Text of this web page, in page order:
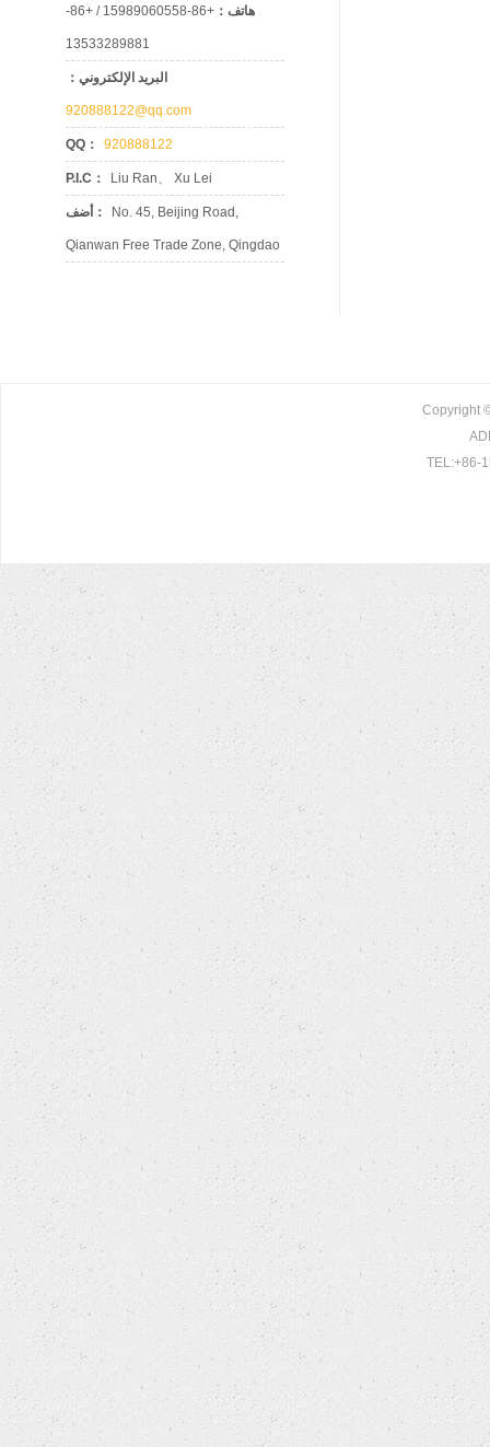
هاتف： +86-15989060558 / +86-
13533289881
البريد الإلكتروني：
920888122@qq.com
QQ： 920888122
P.I.C： Liu Ran、 Xu Lei
أضف： No. 45, Beijing Road,
Qianwan Free Trade Zone, Qingdao
Copyright
TEL:+86-